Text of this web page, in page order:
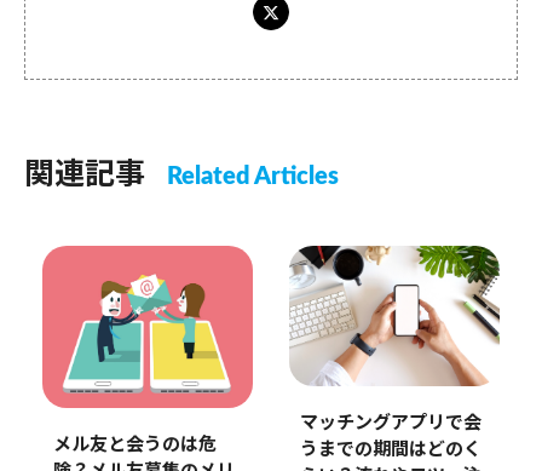
関連記事 Related Articles
メル友と会うのは危
マッチングアプリで会
うまでの期間はどのく